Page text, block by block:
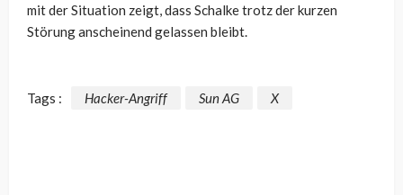
mit der Situation zeigt, dass Schalke trotz der kurzen
Störung anscheinend gelassen bleibt.
Tags : Hacker-Angriff Sun AG X